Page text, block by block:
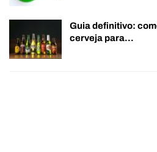
Guia definitivo:
cerveja para…